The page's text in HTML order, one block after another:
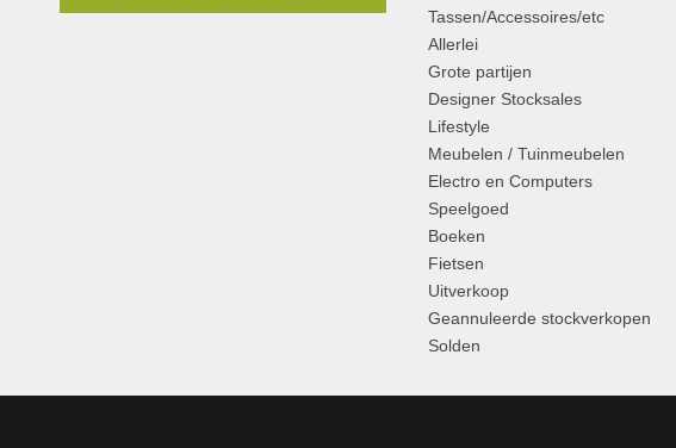
Tassen/Accessoires/etc
Allerlei
Grote partijen
Designer Stocksales
Lifestyle
Meubelen / Tuinmeubelen
Electro en Computers
Speelgoed
Boeken
Fietsen
Uitverkoop
Geannuleerde stockverkopen
Solden